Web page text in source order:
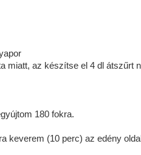
miatt, az készítse el 4 dl átszűrt
180 fokra.
keverem (10 perc) az edény